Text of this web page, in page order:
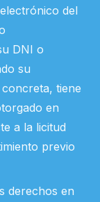
del
DNI o
su
tiene
en
a la licitud
previo
derechos en